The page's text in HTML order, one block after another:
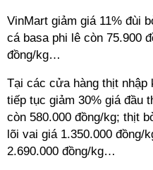
VinMart giảm giá 11% đùi
cá basa phi lê còn 75.900
đồng/kg…
Tại các cửa hàng thịt nhập
tiếp tục giảm 30% giá đầu
còn 580.000 đồng/kg; thịt
lõi vai giá 1.350.000 đồng/
2.690.000 đồng/kg…